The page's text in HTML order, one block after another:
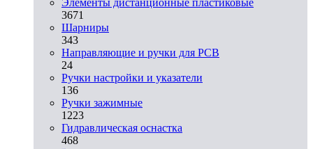
3671
Шарниры
343
Направляющие и ручки для PCB
24
Ручки настройки и указатели
136
Ручки зажимные
1223
Гидравлическая оснастка
468